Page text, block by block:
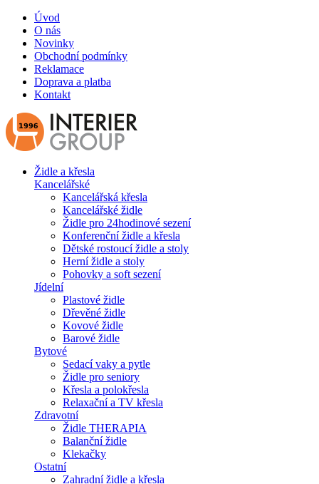
Úvod
O nás
Novinky
Obchodní podmínky
Reklamace
Doprava a platba
Kontakt
Židle a křesla
Kancelářské
Kancelářská křesla
Kancelářské židle
Židle pro 24hodinové sezení
Konferenční židle a křesla
Dětské rostoucí židle a stoly
Herní židle a stoly
Pohovky a soft sezení
Jídelní
Plastové židle
Dřevěné židle
Kovové židle
Barové židle
Bytové
Sedací vaky a pytle
Židle pro seniory
Křesla a polokřesla
Relaxační a TV křesla
Zdravotní
Židle THERAPIA
Balanční židle
Klekačky
Ostatní
Zahradní židle a křesla